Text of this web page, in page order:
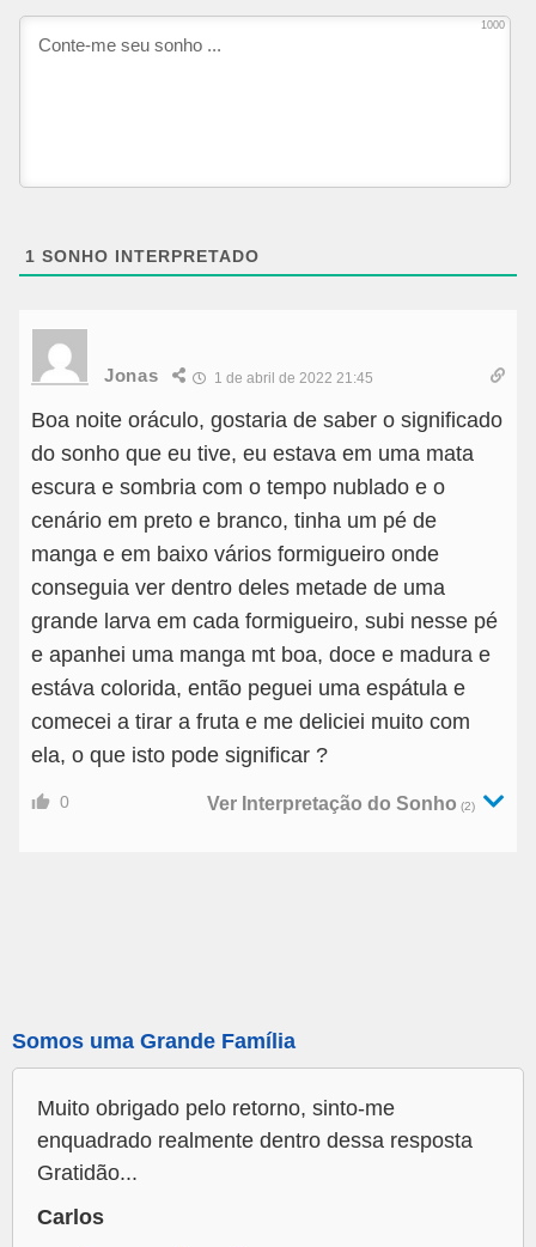
1000
1 SONHO INTERPRETADO
Jonas 1 de abril de 2022 21:45
Boa noite oráculo, gostaria de saber o significado
do sonho que eu tive, eu estava em uma mata
escura e sombria com o tempo nublado e o
cenário em preto e branco, tinha um pé de
manga e em baixo vários formigueiro onde
conseguia ver dentro deles metade de uma
grande larva em cada formigueiro, subi nesse pé
e apanhei uma manga mt boa, doce e madura e
estáva colorida, então peguei uma espátula e
comecei a tirar a fruta e me deliciei muito com
ela, o que isto pode significar ?
0 Ver Interpretação do Sonho (2)
Somos uma Grande Família
Muito obrigado pelo retorno, sinto-me
enquadrado realmente dentro dessa resposta
Gratidão...
Carlos